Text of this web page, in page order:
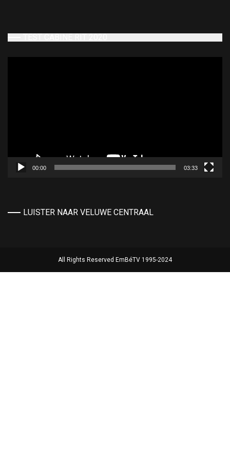
00:00 03:33
LUISTER NAAR VELUWE CENTRAAL
All Rights Reserved EmBéTV 1995-2024